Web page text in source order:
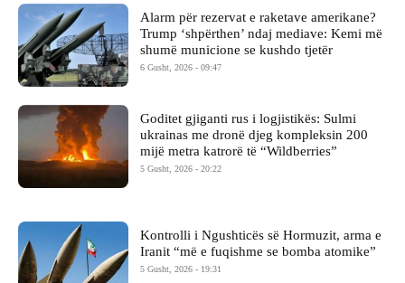
Alarm për rezervat e raketave amerikane?
Trump ‘shpërthen’ ndaj mediave: Kemi më
shumë municione se kushdo tjetër
6 Gusht, 2026 - 09:47
Goditet gjiganti rus i logjistikës: Sulmi
ukrainas me dronë djeg kompleksin 200
mijë metra katrorë të “Wildberries”
5 Gusht, 2026 - 20:22
Kontrolli i Ngushticës së Hormuzit, arma e
Iranit “më e fuqishme se bomba atomike”
5 Gusht, 2026 - 19:31